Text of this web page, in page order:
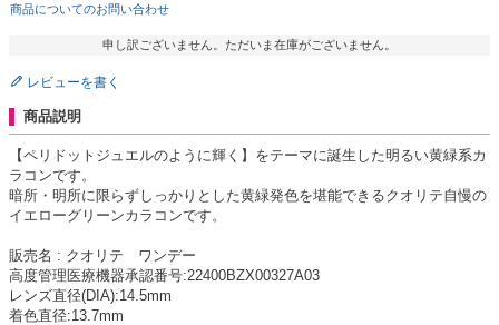
商品についてのお問い合わせ
申し訳ございません。ただいま在庫がございません。
レビューを書く
商品説明
【ペリドットジュエルのように輝く】をテーマに誕生した明るい黄緑系カ
ラコンです。
暗所・明所に限らずしっかりとした黄緑発色を堪能できるクオリテ自慢の
イエローグリーンカラコンです。
販売名 : クオリテ ワンデー
高度管理医療機器承認番号:22400BZX00327A03
レンズ直径(DIA):14.5mm
着色直径:13.7mm